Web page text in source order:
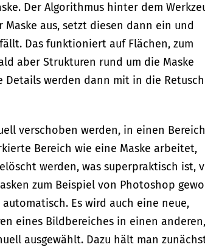
Der Algorithmus hinter dem
aus, setzt diesen dann ein und
Das funktioniert auf Flächen, zum
aber Strukturen rund um die Maske
Details werden dann mit in die
verschoben werden, in einen
Bereich wie eine Maske arbeitet,
werden, was superpraktisch ist,
zum Beispiel von Photoshop
Es wird auch eine neue,
eines Bildbereiches in einen anderen,
ausgewählt. Dazu hält man